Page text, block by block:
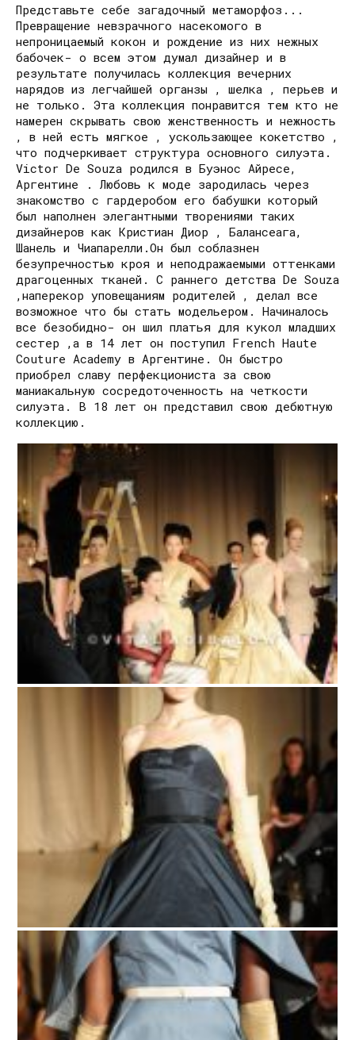
Представьте себе загадочный метаморфоз...
Превращение невзрачного насекомого в
непроницаемый кокон и рождение из них нежных
бабочек- о всем этом думал дизайнер и в
результате получилась коллекция вечерних
нарядов из легчайшей органзы , шелка , перьев и
не только. Эта коллекция понравится тем кто не
намерен скрывать свою женственность и нежность
, в ней есть мягкое , ускользающее кокетство ,
что подчеркивает структура основного силуэта.
Victor De Souza родился в Буэнос Айресе,
Аргентине . Любовь к моде зародилась через
знакомство с гардеробом его бабушки который
был наполнен элегантными творениями таких
дизайнеров как Кристиан Диор , Балансеага,
Шанель и Чиапарелли.Он был соблазнен
безупречностью кроя и неподражаемыми оттенками
драгоценных тканей. С раннего детства De Souza
,наперекор уповещаниям родителей , делал все
возможное что бы стать модельером. Начиналось
все безобидно- он шил платья для кукол младших
сестер ,а в 14 лет он поступил French Haute
Couture Academy в Аргентине. Он быстро
приобрел славу перфекциониста за свою
маниакальную сосредоточенность на четкости
силуэта. В 18 лет он представил свою дебютную
коллекцию.